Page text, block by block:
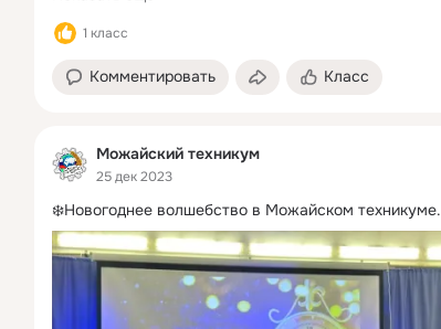
1 класс
Комментировать Класс
Можайский техникум
25 дек 2023
❄️Новогоднее волшебство в Можайском техникуме.